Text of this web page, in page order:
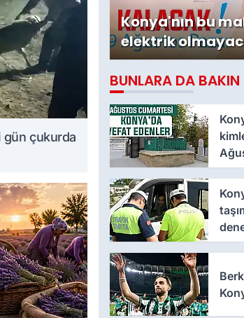
gün çukurda
Konya'nın bu
elektrik
Ağustos Pazar
BUNLARA DA BAKIN